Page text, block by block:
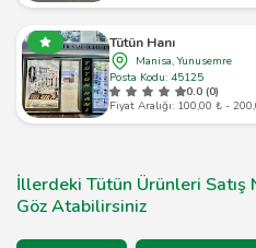
Tütün Hanı
Manisa, Yunusemre
Posta Kodu: 45125
0.0 (0)
Fiyat Aralığı: 100,00 ₺ -
İllerdeki Tütün Ürünleri Satış
Göz Atabilirsiniz